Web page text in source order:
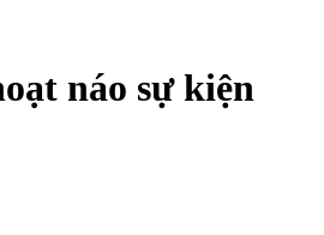
náo sự kiện